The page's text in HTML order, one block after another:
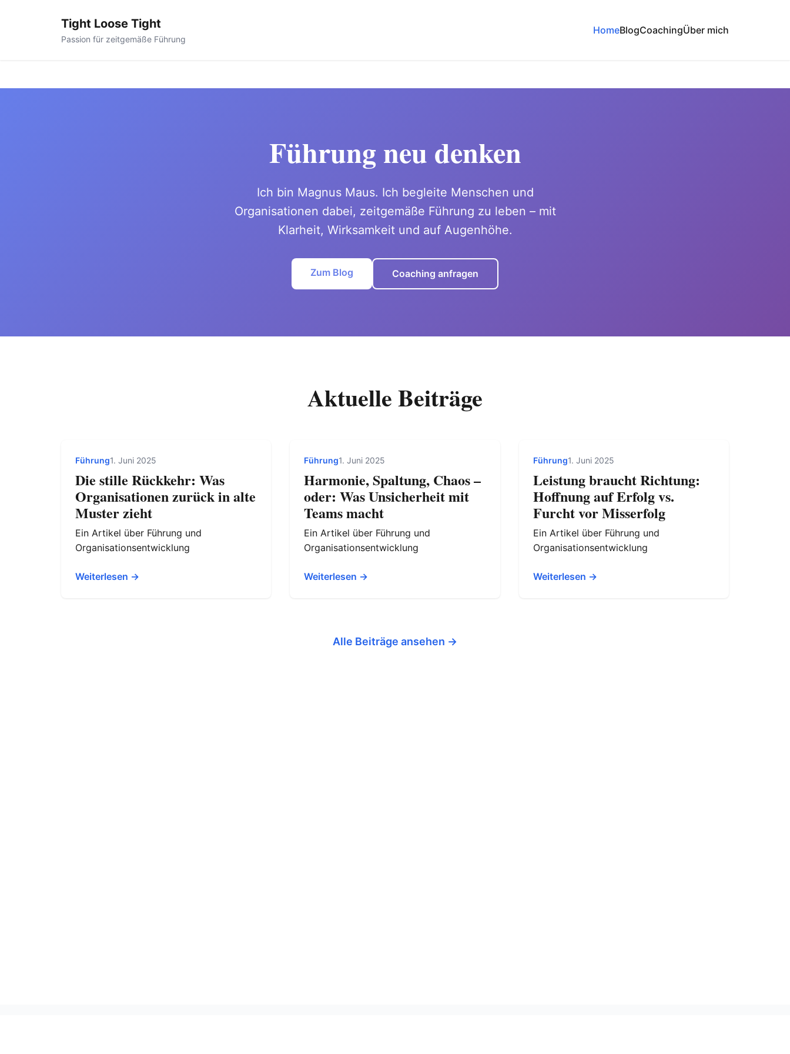
Tight Loose Tight
Passion für zeitgemäße Führung
HomeBlogCoachingÜber mich
Führung neu denken
Ich bin Magnus Maus. Ich begleite Menschen und
Organisationen dabei, zeitgemäße Führung zu leben – mit
Klarheit, Wirksamkeit und auf Augenhöhe.
Zum Blog Coaching anfragen
Aktuelle Beiträge
Führung1. Juni 2025
Die stille Rückkehr: Was
Organisationen zurück in alte
Muster zieht
Ein Artikel über Führung und
Organisationsentwicklung
Weiterlesen →
Führung1. Juni 2025
Harmonie, Spaltung, Chaos –
oder: Was Unsicherheit mit
Teams macht
Ein Artikel über Führung und
Organisationsentwicklung
Weiterlesen →
Führung1. Juni 2025
Leistung braucht Richtung:
Hoffnung auf Erfolg vs.
Furcht vor Misserfolg
Ein Artikel über Führung und
Organisationsentwicklung
Weiterlesen →
Alle Beiträge ansehen →